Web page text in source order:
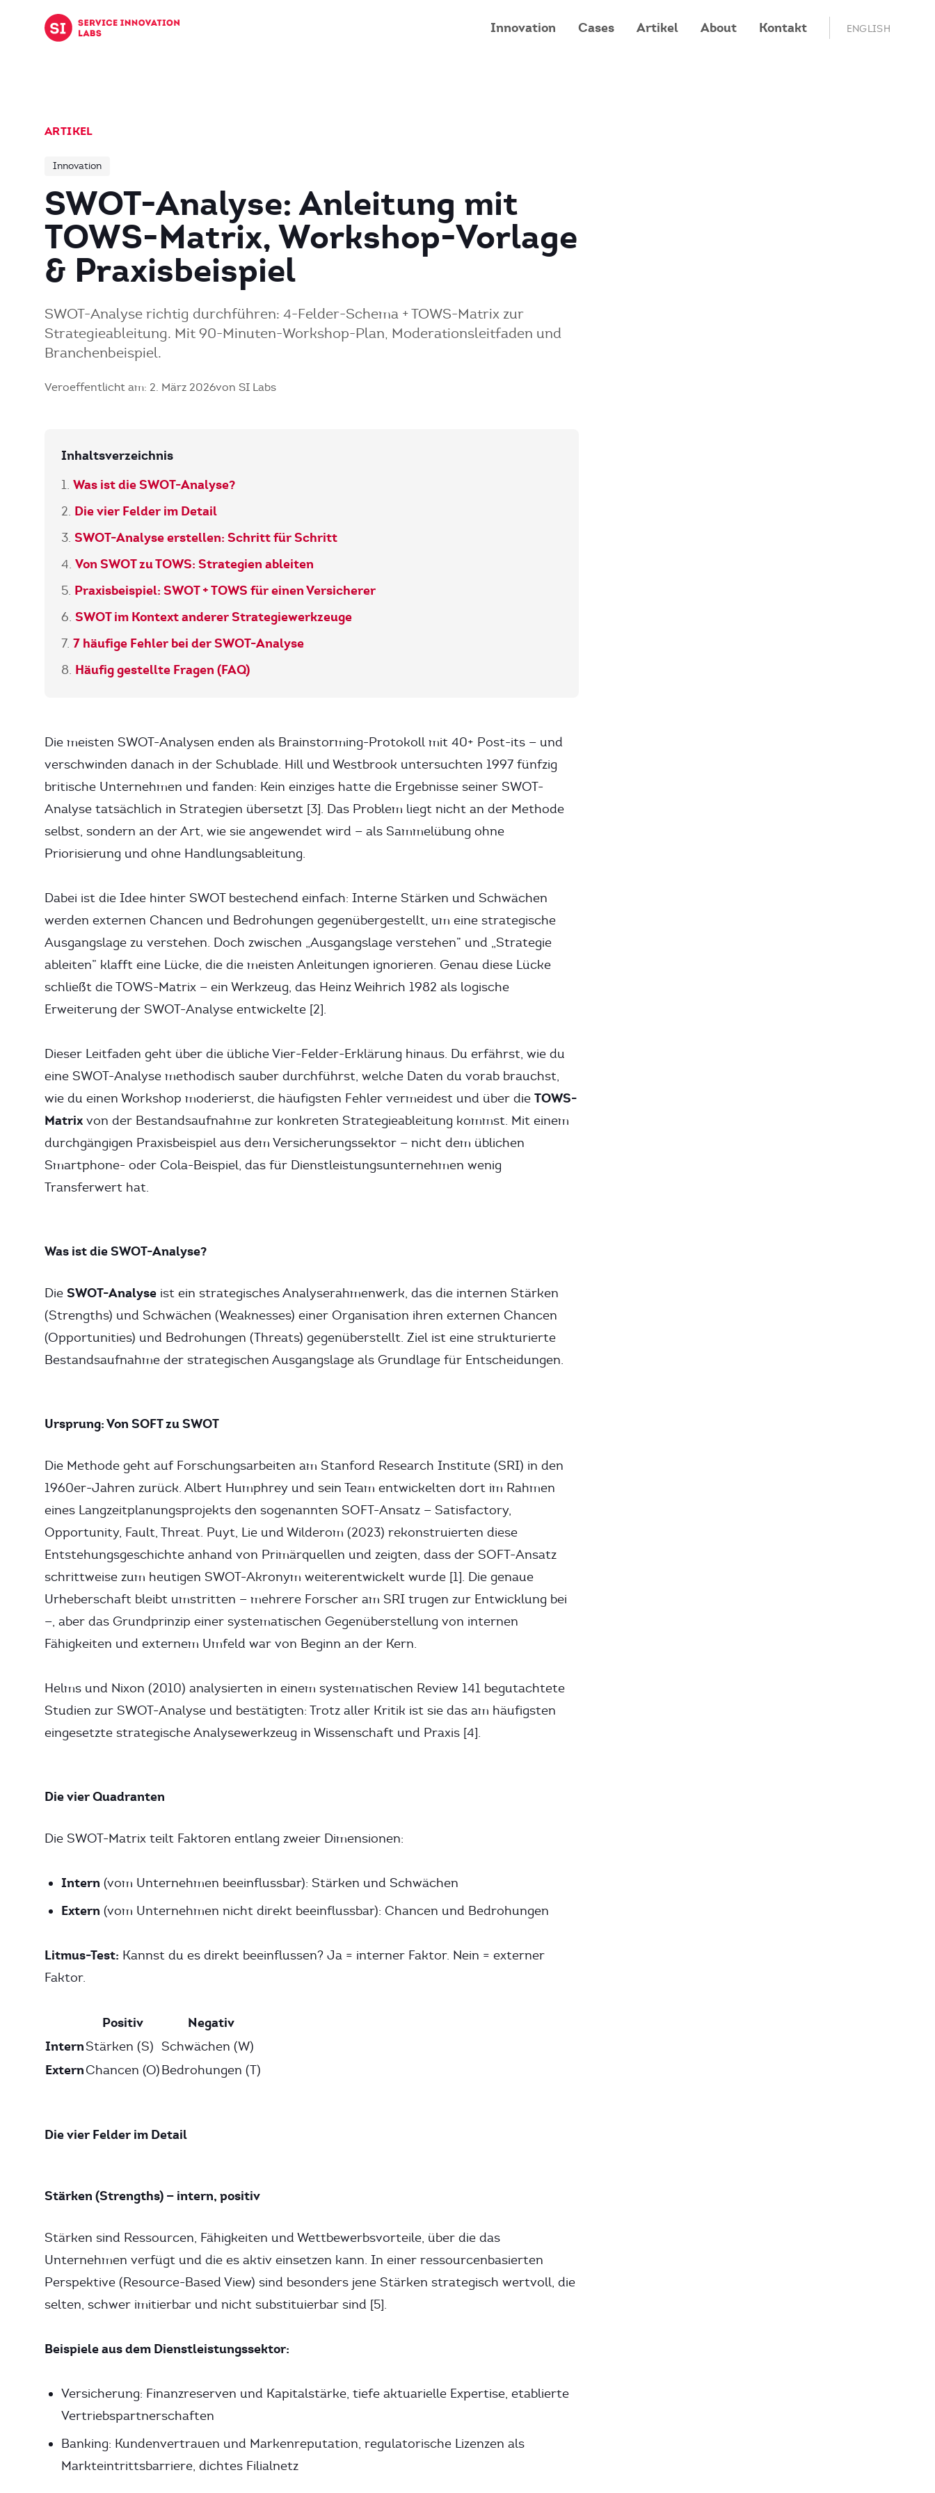
Zum Inhalt springen
Innovation Cases Artikel About Kontakt ENGLISH
ARTIKEL
Innovation
SWOT-Analyse: Anleitung mit
TOWS-Matrix, Workshop-Vorlage
& Praxisbeispiel
SWOT-Analyse richtig durchführen: 4-Felder-Schema + TOWS-Matrix zur
Strategieableitung. Mit 90-Minuten-Workshop-Plan, Moderationsleitfaden und
Branchenbeispiel.
Veroeffentlicht am: 2. März 2026von SI Labs
Inhaltsverzeichnis
Was ist die SWOT-Analyse?
Die vier Felder im Detail
SWOT-Analyse erstellen: Schritt für Schritt
Von SWOT zu TOWS: Strategien ableiten
Praxisbeispiel: SWOT + TOWS für einen Versicherer
SWOT im Kontext anderer Strategiewerkzeuge
7 häufige Fehler bei der SWOT-Analyse
Häufig gestellte Fragen (FAQ)
Die meisten SWOT-Analysen enden als Brainstorming-Protokoll mit 40+ Post-its — und
verschwinden danach in der Schublade. Hill und Westbrook untersuchten 1997 fünfzig
britische Unternehmen und fanden: Kein einziges hatte die Ergebnisse seiner SWOT-
Analyse tatsächlich in Strategien übersetzt [3]. Das Problem liegt nicht an der Methode
selbst, sondern an der Art, wie sie angewendet wird — als Sammelübung ohne
Priorisierung und ohne Handlungsableitung.
Dabei ist die Idee hinter SWOT bestechend einfach: Interne Stärken und Schwächen
werden externen Chancen und Bedrohungen gegenübergestellt, um eine strategische
Ausgangslage zu verstehen. Doch zwischen „Ausgangslage verstehen” und „Strategie
ableiten” klafft eine Lücke, die die meisten Anleitungen ignorieren. Genau diese Lücke
schließt die TOWS-Matrix — ein Werkzeug, das Heinz Weihrich 1982 als logische
Erweiterung der SWOT-Analyse entwickelte [2].
Dieser Leitfaden geht über die übliche Vier-Felder-Erklärung hinaus. Du erfährst, wie du
eine SWOT-Analyse methodisch sauber durchführst, welche Daten du vorab brauchst,
wie du einen Workshop moderierst, die häufigsten Fehler vermeidest und über die TOWS-
Matrix von der Bestandsaufnahme zur konkreten Strategieableitung kommst. Mit einem
durchgängigen Praxisbeispiel aus dem Versicherungssektor — nicht dem üblichen
Smartphone- oder Cola-Beispiel, das für Dienstleistungsunternehmen wenig
Transferwert hat.
Was ist die SWOT-Analyse?
Die SWOT-Analyse ist ein strategisches Analyserahmenwerk, das die internen Stärken
(Strengths) und Schwächen (Weaknesses) einer Organisation ihren externen Chancen
(Opportunities) und Bedrohungen (Threats) gegenüberstellt. Ziel ist eine strukturierte
Bestandsaufnahme der strategischen Ausgangslage als Grundlage für Entscheidungen.
Ursprung: Von SOFT zu SWOT
Die Methode geht auf Forschungsarbeiten am Stanford Research Institute (SRI) in den
1960er-Jahren zurück. Albert Humphrey und sein Team entwickelten dort im Rahmen
eines Langzeitplanungsprojekts den sogenannten SOFT-Ansatz — Satisfactory,
Opportunity, Fault, Threat. Puyt, Lie und Wilderom (2023) rekonstruierten diese
Entstehungsgeschichte anhand von Primärquellen und zeigten, dass der SOFT-Ansatz
schrittweise zum heutigen SWOT-Akronym weiterentwickelt wurde [1]. Die genaue
Urheberschaft bleibt umstritten — mehrere Forscher am SRI trugen zur Entwicklung bei
—, aber das Grundprinzip einer systematischen Gegenüberstellung von internen
Fähigkeiten und externem Umfeld war von Beginn an der Kern.
Helms und Nixon (2010) analysierten in einem systematischen Review 141 begutachtete
Studien zur SWOT-Analyse und bestätigten: Trotz aller Kritik ist sie das am häufigsten
eingesetzte strategische Analysewerkzeug in Wissenschaft und Praxis [4].
Die vier Quadranten
Die SWOT-Matrix teilt Faktoren entlang zweier Dimensionen:
Intern (vom Unternehmen beeinflussbar): Stärken und Schwächen
Extern (vom Unternehmen nicht direkt beeinflussbar): Chancen und Bedrohungen
Litmus-Test: Kannst du es direkt beeinflussen? Ja = interner Faktor. Nein = externer
Faktor.
Positiv
Negativ
InternStärken (S) Schwächen (W)
ExternChancen (O)Bedrohungen (T)
Die vier Felder im Detail
Stärken (Strengths) — intern, positiv
Stärken sind Ressourcen, Fähigkeiten und Wettbewerbsvorteile, über die das
Unternehmen verfügt und die es aktiv einsetzen kann. In einer ressourcenbasierten
Perspektive (Resource-Based View) sind besonders jene Stärken strategisch wertvoll, die
selten, schwer imitierbar und nicht substituierbar sind [5].
Beispiele aus dem Dienstleistungssektor:
Versicherung: Finanzreserven und Kapitalstärke, tiefe aktuarielle Expertise, etablierte
Vertriebspartnerschaften
Banking: Kundenvertrauen und Markenreputation, regulatorische Lizenzen als
Markteintrittsbarriere, dichtes Filialnetz